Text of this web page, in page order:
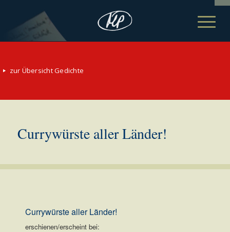
zur Übersicht Gedichte
Currywürste aller Länder!
Currywürste aller Länder!
erschienen/erscheint bei: